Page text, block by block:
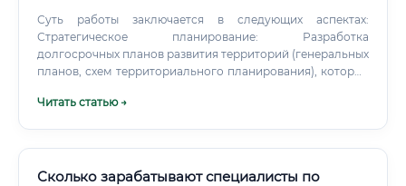
Суть работы заключается в следующих аспектах:
Стратегическое планирование: Разработка
долгосрочных планов развития территорий (генеральных
планов, схем территориального планирования), которые
Пространственный анализ: Глубокое изучение
историко-культурное наследие.
Читать статью →
Сколько зарабатывают специалисты по